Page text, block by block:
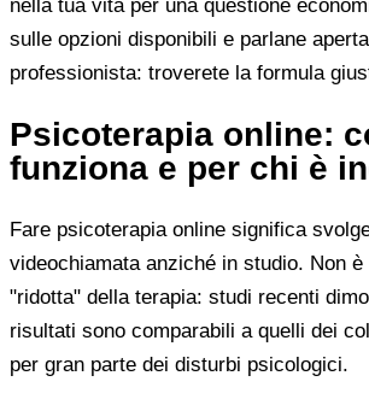
nella tua vita per una questione
sulle opzioni disponibili e parlane
professionista: troverete la formula
Psicoterapia online:
funziona e per chi è
Fare psicoterapia online significa
videochiamata anziché in studio. Non
"ridotta" della terapia: studi recenti
risultati sono comparabili a quelli dei
per gran parte dei disturbi psicologici.